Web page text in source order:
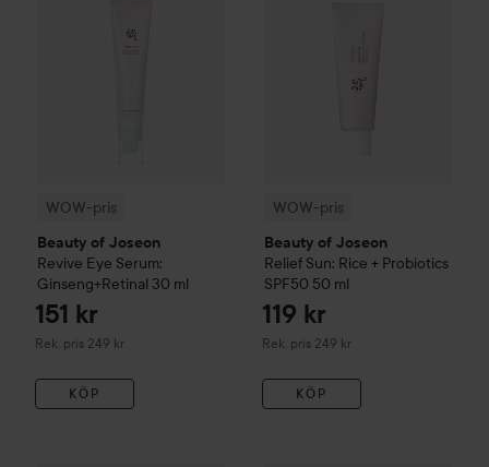
WOW-pris
Beauty of Joseon
Revive Eye Serum:
Ginseng+Retinal 30 ml
151 kr
Rek. pris 249 kr
Rekommenderat pris 249 kr
KÖP
WOW-pris
Beauty of Joseon
Relief Sun: Rice + Probiotics
SPF50 50 ml
119 kr
Rek. pris 249 kr
Rekommenderat pris 249 kr
KÖP